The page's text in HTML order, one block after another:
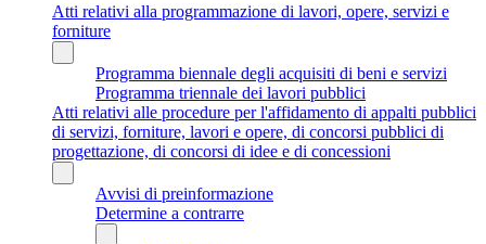
Atti relativi alla programmazione di lavori, opere, servizi e
forniture
Programma biennale degli acquisiti di beni e servizi
Programma triennale dei lavori pubblici
Atti relativi alle procedure per l'affidamento di appalti pubblici
di servizi, forniture, lavori e opere, di concorsi pubblici di
progettazione, di concorsi di idee e di concessioni
Avvisi di preinformazione
Determine a contrarre